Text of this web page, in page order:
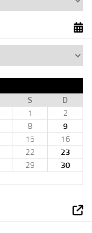
S
D
1
2
8
9
15
16
22
23
29
30